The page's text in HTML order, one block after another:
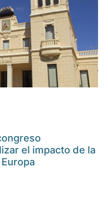
el impacto de la